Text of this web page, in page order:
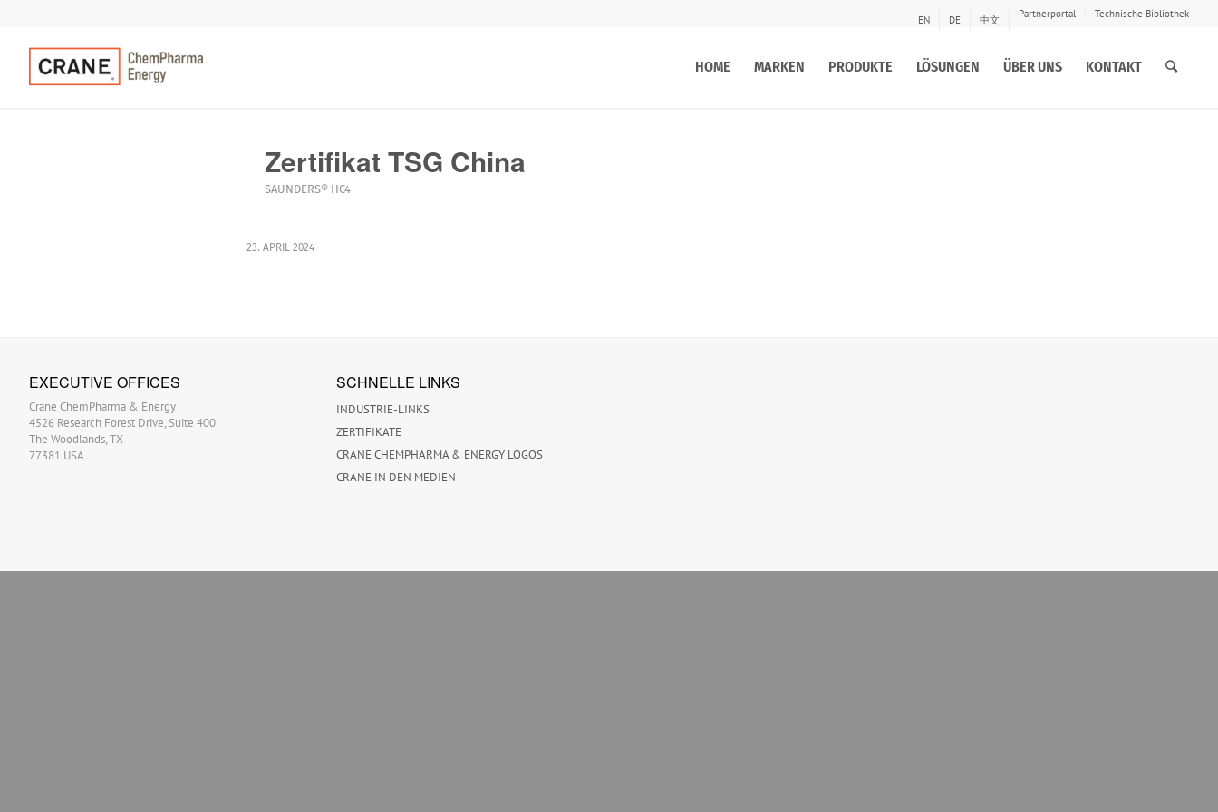
EN DE 中文 Partnerportal Technische Bibliothek
HOME MARKEN PRODUKTE LÖSUNGEN ÜBER UNS KONTAKT
Zertifikat TSG China
SAUNDERS® HC4
23. APRIL 2024
EXECUTIVE OFFICES
Crane ChemPharma & Energy
4526 Research Forest Drive, Suite 400
The Woodlands, TX
77381 USA
SCHNELLE LINKS
INDUSTRIE-LINKS
ZERTIFIKATE
CRANE CHEMPHARMA & ENERGY LOGOS
CRANE IN DEN MEDIEN